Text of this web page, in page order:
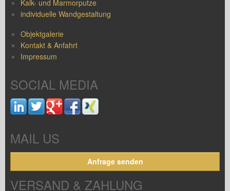
Kalk- und Marmorputze
individuelle Wandgestaltung
Objektgalerie
Kontakt & Anfahrt
Impressum
SOCIAL MEDIA
MAIL US
Anfrage senden
VERSAND & ZAHLUNG